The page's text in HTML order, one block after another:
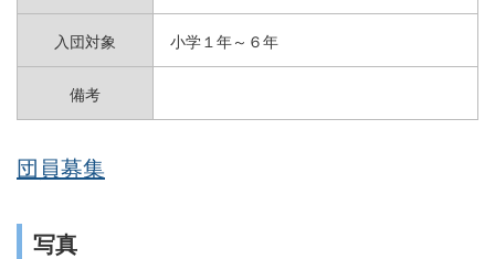
入団対象 小学１年～６年
備考
団員募集
写真